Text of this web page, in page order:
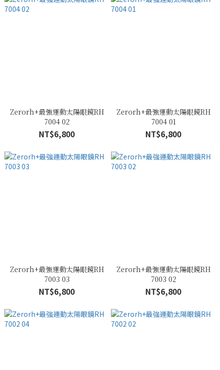
Zerorh+最強運動太陽眼鏡RH
7004 02
NT$6,800
Zerorh+最強運動太陽眼鏡RH
7004 01
NT$6,800
Zerorh+最強運動太陽眼鏡RH
7003 03
NT$6,800
Zerorh+最強運動太陽眼鏡RH
7003 02
NT$6,800